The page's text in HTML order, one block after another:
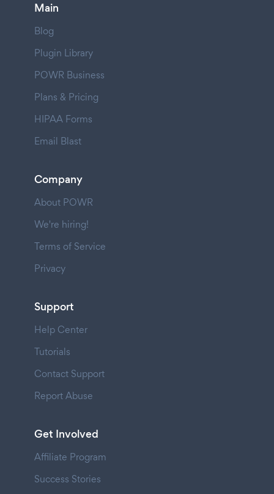
Main
Blog
Plugin Library
POWR Business
Plans & Pricing
HIPAA Forms
Email Blast
Company
About POWR
We're hiring!
Terms of Service
Privacy
Support
Help Center
Tutorials
Contact Support
Report Abuse
Get Involved
Affiliate Program
Success Stories